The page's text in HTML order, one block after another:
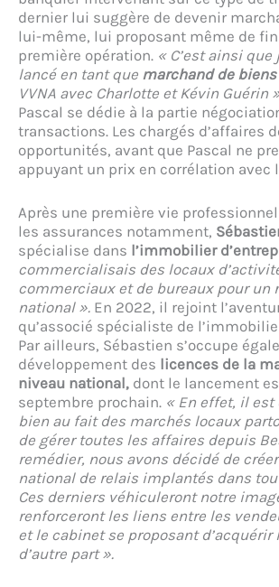
dernier lui suggère de devenir
lui-même, lui proposant même de
première opération. « C’est ainsi
lancé en tant que marchand de biens
VVNA avec Charlotte et Kévin Guérin
Pascal se dédie à la partie
transactions. Les chargés d’affaires
opportunités, avant que Pascal ne
appuyant un prix en corrélation avec
Après une première vie
les assurances notamment,
spécialise dans l’immobilier
commercialisais des locaux
commerciaux et de bureaux pour un
national ». En 2022, il rejoint
qu’associé spécialiste de
Par ailleurs, Sébastien s’occupe
développement des licences de la
niveau national, dont le lancement
septembre prochain. « En effet, il
bien au fait des marchés locaux
de gérer toutes les affaires depuis
remédier, nous avons décidé de
national de relais implantés dans
Ces derniers véhiculeront notre
renforceront les liens entre les
et le cabinet se proposant d’acquérir
d’autre part ».